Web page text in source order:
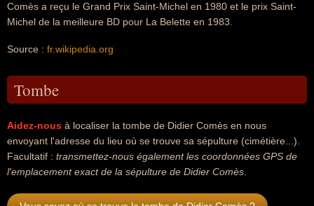
Comès a reçu le Grand Prix Saint-Michel en 1980 et le prix Saint-
Michel de la meilleure BD pour La Belette en 1983.
Source : fr.wikipedia.org
Tombe
Aidez-nous à localiser la tombe de Didier Comès en nous
envoyant l'adresse du lieu où se trouve sa sépulture (cimétière...).
Facultatif : transmettez-nous également les coordonnées GPS de
l'emplacement exact de la sépulture de Didier Comès